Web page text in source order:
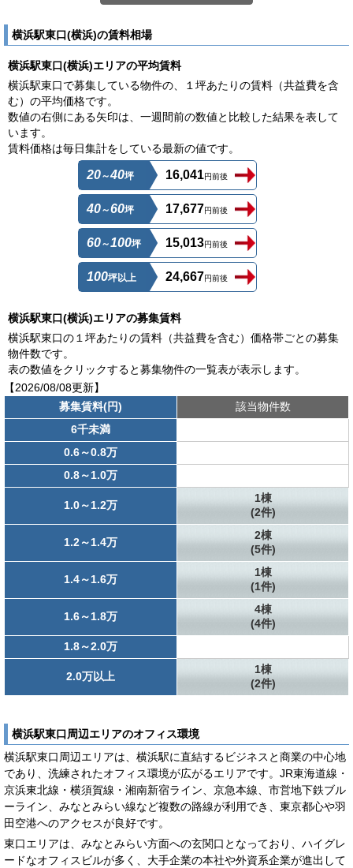
横浜駅東口(横浜)の賃料相場
横浜駅東口(横浜)エリアの平均賃料
横浜駅東口で募集している物件の、１坪あたりの賃料（共益費を含
む）の平均価格です。
数値の右側にある矢印は、一週間前の数値と比較した結果を表して
います。
賃料価格は毎日集計をしている最新の値です。
20～40坪 16,041円前後
40～60坪 17,677円前後
60～100坪 15,013円前後
100坪以上 24,667円前後
横浜駅東口(横浜)エリアの募集賃料
横浜駅東口の１坪あたりの賃料（共益費を含む）価格帯ごとの募集
物件数です。
表の数値をクリックすると募集物件の一覧表が表示します。
【2026/08/08更新】
募集賃料(円)
該当物件数
6千未満
0.6～0.8万
0.8～1.0万
1.0～1.2万
1棟
(2件)
1.2～1.4万
2棟
(5件)
1.4～1.6万
1棟
(1件)
1.6～1.8万
4棟
(4件)
1.8～2.0万
2.0万以上
1棟
(2件)
横浜駅東口周辺エリアのオフィス環境
横浜駅東口周辺エリアは、横浜駅に直結するビジネスと商業の中心地
であり、洗練されたオフィス環境が広がるエリアです。JR東海道線・
京浜東北線・横須賀線・湘南新宿ライン、京急本線、市営地下鉄ブル
ーライン、みなとみらい線など複数の路線が利用でき、東京都心や羽
田空港へのアクセスが良好です。
東口エリアは、みなとみらい方面への玄関口となっており、ハイグレ
ードなオフィスビルが多く、大手企業の本社や外資系企業が進出して